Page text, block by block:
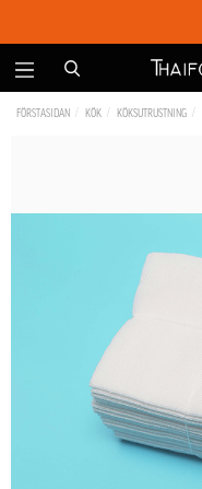
FÖRSTASIDAN KÖK KÖKSUTRUSTNING